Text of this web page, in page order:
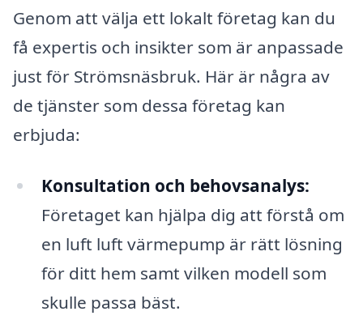
Genom att välja ett lokalt företag kan du
få expertis och insikter som är anpassade
just för Strömsnäsbruk. Här är några av
de tjänster som dessa företag kan
erbjuda:
Konsultation och behovsanalys:
Företaget kan hjälpa dig att förstå om
en luft luft värmepump är rätt lösning
för ditt hem samt vilken modell som
skulle passa bäst.